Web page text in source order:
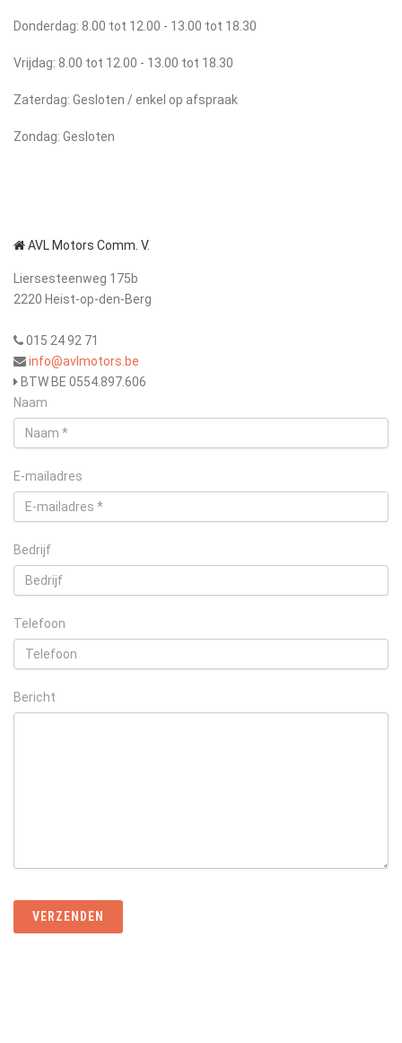
Donderdag: 8.00 tot 12.00 - 13.00 tot 18.30
Vrijdag: 8.00 tot 12.00 - 13.00 tot 18.30
Zaterdag: Gesloten / enkel op afspraak
Zondag: Gesloten
AVL Motors Comm. V.
Liersesteenweg 175b
2220 Heist-op-den-Berg
015 24 92 71
info@avlmotors.be
BTW BE 0554.897.606
Naam
E-mailadres
Bedrijf
Telefoon
Bericht